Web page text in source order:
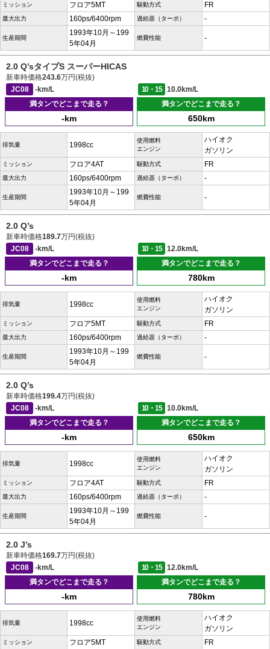
ミッション フロア5MT 駆動方式 FR
最大出力 160ps/6400rpm 過給器（ターボ） -
生産期間
1993年10月～199
5年04月
燃費性能 -
2.0 Q’sタイプS スーパーHICAS
新車時価格243.6万円(税抜)
JC08
-km/L 10・15
10.0km/L
満タンでどこまで走る？
-km
満タンでどこまで走る？
650km
排気量 1998cc
使用燃料
エンジン
ハイオク
ガソリン
ミッション フロア4AT 駆動方式 FR
最大出力 160ps/6400rpm 過給器（ターボ） -
生産期間
1993年10月～199
5年04月
燃費性能 -
2.0 Q’s
新車時価格189.7万円(税抜)
JC08
-km/L 10・15
12.0km/L
満タンでどこまで走る？
-km
満タンでどこまで走る？
780km
排気量 1998cc
使用燃料
エンジン
ハイオク
ガソリン
ミッション フロア5MT 駆動方式 FR
最大出力 160ps/6400rpm 過給器（ターボ） -
生産期間
1993年10月～199
5年04月
燃費性能 -
2.0 Q’s
新車時価格199.4万円(税抜)
JC08
-km/L 10・15
10.0km/L
満タンでどこまで走る？
-km
満タンでどこまで走る？
650km
排気量 1998cc
使用燃料
エンジン
ハイオク
ガソリン
ミッション フロア4AT 駆動方式 FR
最大出力 160ps/6400rpm 過給器（ターボ） -
生産期間
1993年10月～199
5年04月
燃費性能 -
2.0 J’s
新車時価格169.7万円(税抜)
JC08
-km/L 10・15
12.0km/L
満タンでどこまで走る？
-km
満タンでどこまで走る？
780km
排気量 1998cc
使用燃料
エンジン
ハイオク
ガソリン
ミッション フロア5MT 駆動方式 FR